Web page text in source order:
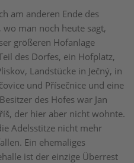
am anderen Ende des
man noch heute sagt,
größeren Hofanlage
des Dorfes, ein Hofplatz,
Landstücke in Ječný, in
und Přísečnice und eine
des Hofes war Jan
der hier aber nicht wohnte.
Adelsstitze nicht mehr
Ein ehemaliges
ist der einzige Überrest